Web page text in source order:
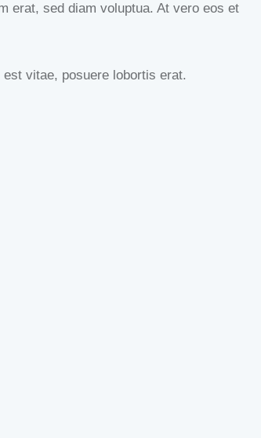
erat, sed diam voluptua. At vero eos et
vitae, posuere lobortis erat.